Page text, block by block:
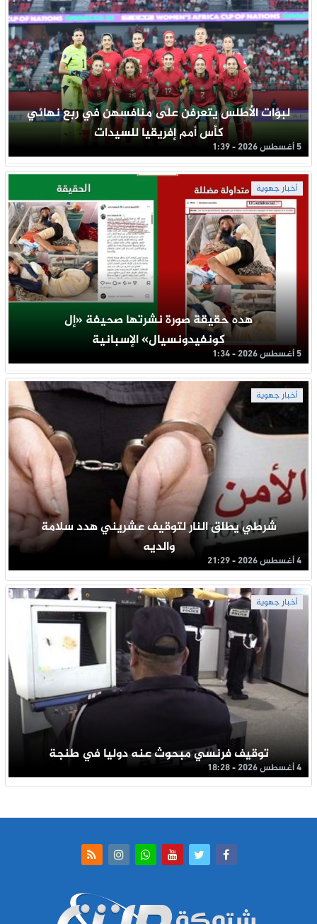
لبؤات الأطلس يتعرفن على منافسهن في ربع نهائي
كأس أمم إفريقيا للسيدات
5 أغسطس 2026 - 1:39
أخبار جهوية
هده حقيقة صورة نشرتها صحيفة «إل
كونفيدونسيال» الإسبانية
5 أغسطس 2026 - 1:34
أخبار جهوية
شرطي يطلق النار لتوقيف عشريني هدد سلامة
والديه
4 أغسطس 2026 - 21:29
أخبار جهوية
توقيف فرنسي مبحوث عنه دوليا في طنجة
4 أغسطس 2026 - 18:28